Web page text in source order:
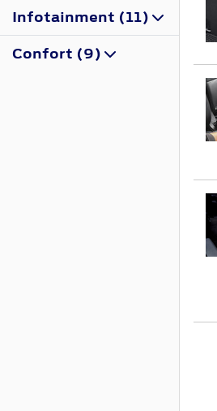
Infotainment (11)
Confort (9)